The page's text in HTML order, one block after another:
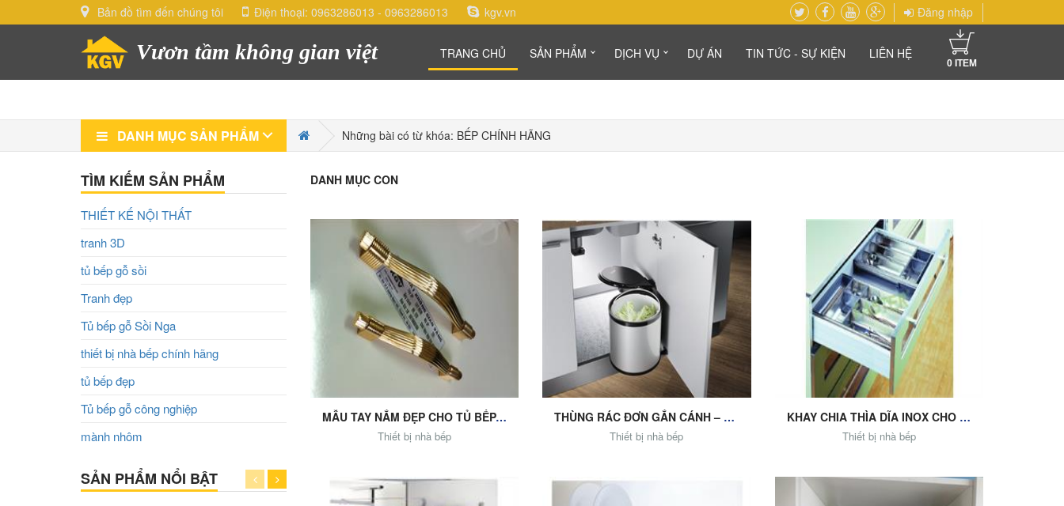
Bản đồ tìm đến chúng tôi Điện thoại: 0963286013 - 0963286013 kgv.vn Đăng nhập
Vươn tầm không gian việt 0 ITEM
TRANG CHỦ SẢN PHẨM DỊCH VỤ DỰ ÁN TIN TỨC - SỰ KIỆN LIÊN HỆ
DANH MỤC SẢN PHẨM Những bài có từ khóa: BẾP CHÍNH HÃNG
DANH MỤC CON
Add to Cart
MẪU TAY NẮM ĐẸP CHO TỦ BẾP, TỦ ÁO, TỦ TRANG TRÍ ...
Thiết bị nhà bếp
Add to Cart
THÙNG RÁC ĐƠN GẮN CÁNH – FS-DB14L
Thiết bị nhà bếp
Add to Cart
KHAY CHIA THÌA DĨA INOX CHO NGĂN KÉO TỦ BẾP DƯỚI
Thiết bị nhà bếp
TÌM KIẾM SẢN PHẨM
THIẾT KẾ NỘI THẤT
tranh 3D
tủ bếp gỗ sồi
Tranh đẹp
Tủ bếp gỗ Sồi Nga
thiết bị nhà bếp chính hãng
tủ bếp đẹp
Tủ bếp gỗ công nghiệp
mành nhôm
SẢN PHẨM NỔI BẬT